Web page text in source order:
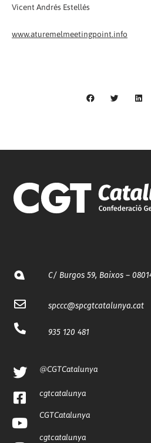
Vicent Andrés Estellés
www.aturemelmeetingpoint.info
C/ Burgos 59, Baixos –
spccc@spcgtcatalunya.cat
935 120 481
@CGTCatalunya
cgtcatalunya
CGTCatalunya
cgtcatalunya